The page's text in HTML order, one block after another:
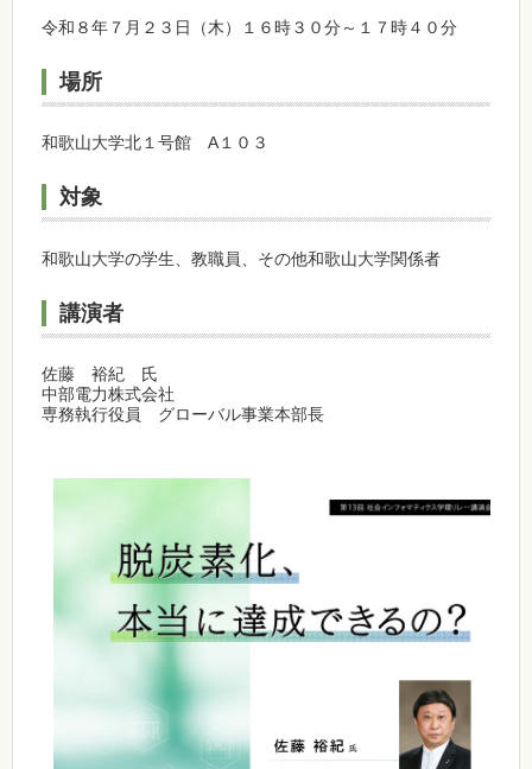
令和８年７月２３日（木）１６時３０分～１７時４０分
場所
和歌山大学北１号館 A１０３
対象
和歌山大学の学生、教職員、その他和歌山大学関係者
講演者
佐藤 裕紀 氏
中部電力株式会社
専務執行役員 グローバル事業本部長